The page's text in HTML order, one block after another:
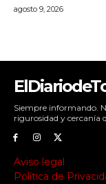
agosto 9, 2026
Siempre informando.
rigurosidad y cercanía
Aviso legal
Política de